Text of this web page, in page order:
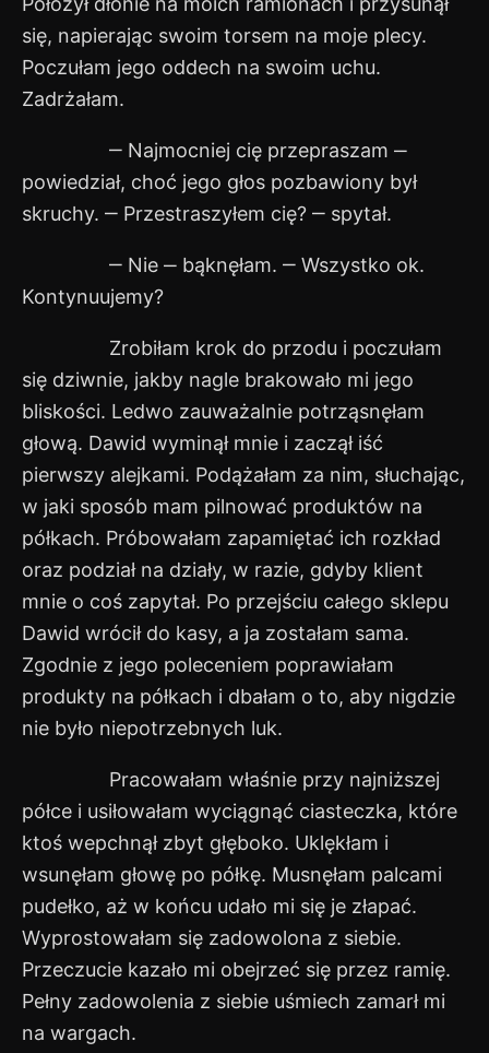
się, napierając swoim torsem na moje plecy.
Poczułam jego oddech na swoim uchu.
Zadrżałam.
‒ Najmocniej cię przepraszam ‒
powiedział, choć jego głos pozbawiony był
skruchy. ‒ Przestraszyłem cię? ‒ spytał.
‒ Nie ‒ bąknęłam. ‒ Wszystko ok.
Kontynuujemy?
Zrobiłam krok do przodu i poczułam
się dziwnie, jakby nagle brakowało mi jego
bliskości. Ledwo zauważalnie potrząsnęłam
głową. Dawid wyminął mnie i zaczął iść
pierwszy alejkami. Podążałam za nim, słuchając,
w jaki sposób mam pilnować produktów na
półkach. Próbowałam zapamiętać ich rozkład
oraz podział na działy, w razie, gdyby klient
mnie o coś zapytał. Po przejściu całego sklepu
Dawid wrócił do kasy, a ja zostałam sama.
Zgodnie z jego poleceniem poprawiałam
produkty na półkach i dbałam o to, aby nigdzie
nie było niepotrzebnych luk.
Pracowałam właśnie przy najniższej
półce i usiłowałam wyciągnąć ciasteczka, które
ktoś wepchnął zbyt głęboko. Uklękłam i
wsunęłam głowę po półkę. Musnęłam palcami
pudełko, aż w końcu udało mi się je złapać.
Wyprostowałam się zadowolona z siebie.
Przeczucie kazało mi obejrzeć się przez ramię.
Pełny zadowolenia z siebie uśmiech zamarł mi
na wargach.